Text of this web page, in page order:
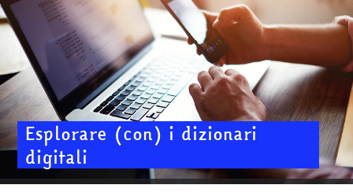
Italiano ‎(it)‎
Cerca
corsi
Esplorare (con) i dizionari
digitali